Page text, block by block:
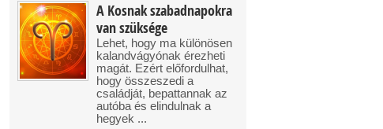
A Kosnak szabadnapokra
van szüksége
Lehet, hogy ma különösen
kalandvágyónak érezheti
magát. Ezért előfordulhat,
hogy összeszedi a
családját, bepattannak az
autóba és elindulnak a
hegyek ...